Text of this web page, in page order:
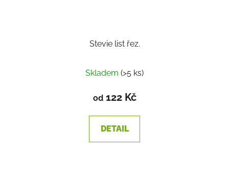
Stevie list řez.
Skladem (>5 ks)
od122 Kč
DETAIL